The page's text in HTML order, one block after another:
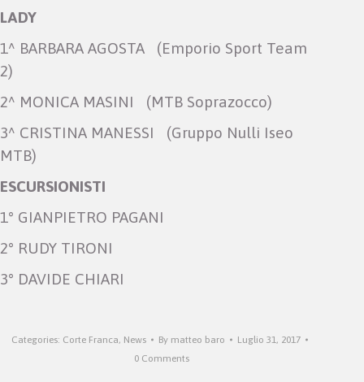
LADY
1^ BARBARA AGOSTA (Emporio Sport Team
2)
2^ MONICA MASINI (MTB Soprazocco)
3^ CRISTINA MANESSI (Gruppo Nulli Iseo
MTB)
ESCURSIONISTI
1° GIANPIETRO PAGANI
2° RUDY TIRONI
3° DAVIDE CHIARI
Categories: Corte Franca, News By matteo baro
Luglio 31, 2017
0 Comments